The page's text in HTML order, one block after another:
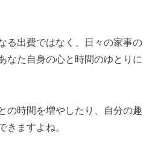
る出費ではなく、日々の家事の
なた自身の心と時間のゆとりに
の時間を増やしたり、自分の趣
きますよね。